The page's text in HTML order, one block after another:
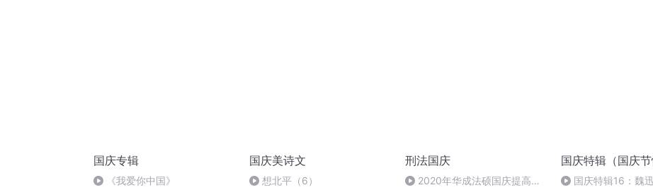
国庆专辑
《我爱你中国》
国庆美诗文
想北平（6）
刑法国庆
2020年华成法硕国庆提高班
国庆特辑（国庆节
国庆特辑16：魏